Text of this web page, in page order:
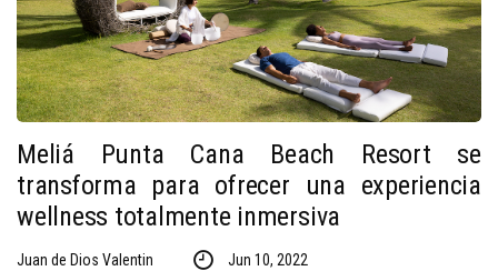
Meliá Punta Cana Beach Resort se
transforma para ofrecer una experiencia
wellness totalmente inmersiva
Juan de Dios Valentin Jun 10, 2022